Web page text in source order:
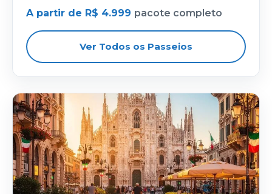
A partir de R$ 4.999 pacote completo
Ver Todos os Passeios